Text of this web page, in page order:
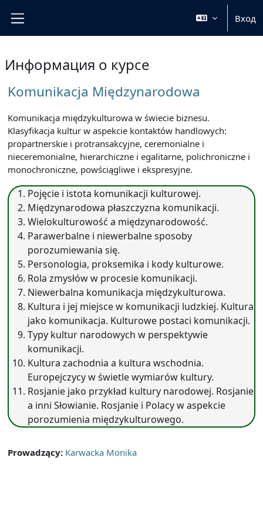
Вход
Информация о курсе
Komunikacja Międzynarodowa
Komunikacja międzykulturowa w świecie biznesu.
Klasyfikacja kultur w aspekcie kontaktów handlowych:
propartnerskie i protransakcyjne, ceremonialne i
nieceremonialne, hierarchiczne i egalitarne, polichroniczne i
monochroniczne, powściągliwe i ekspresyjne.
Pojęcie i istota komunikacji kulturowej.
Międzynarodowa płaszczyzna komunikacji.
Wielokulturowość a międzynarodowość.
Parawerbalne i niewerbalne sposoby
porozumiewania się.
Personologia, proksemika i kody kulturowe.
Rola zmysłów w procesie komunikacji.
Niewerbalna komunikacja międzykulturowa.
Kultura i jej miejsce w komunikacji ludzkiej. Kultura
jako komunikacja. Kulturowe postaci komunikacji.
Typy kultur narodowych w perspektywie
komunikacji.
Kultura zachodnia a kultura wschodnia.
Europejczycy w świetle wymiarów kultury.
Rosjanie jako przykład kultury narodowej. Rosjanie
a inni Słowianie. Rosjanie i Polacy w aspekcie
porozumienia międzykulturowego.
Prowadzący: Karwacka Monika